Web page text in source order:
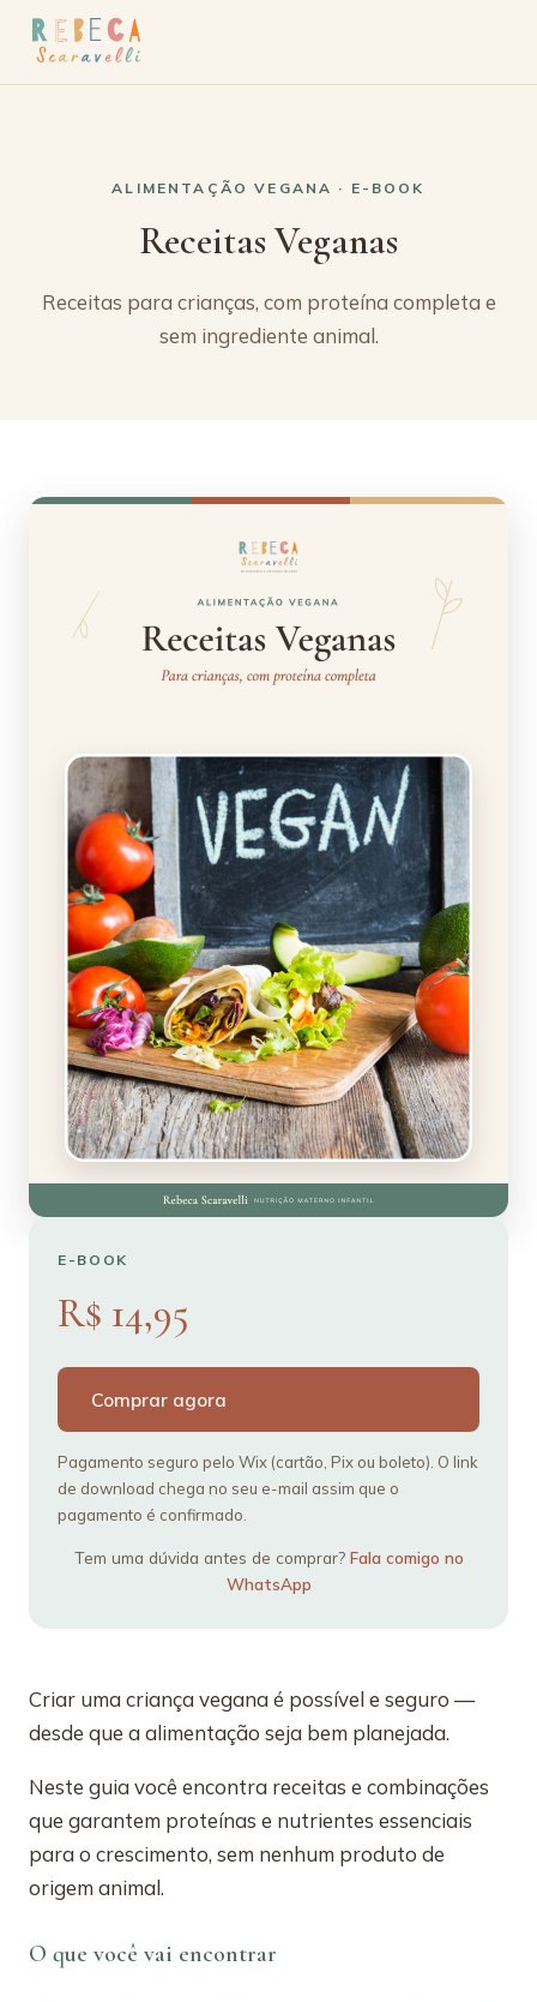
ALIMENTAÇÃO VEGANA · E-BOOK
Receitas Veganas
Receitas para crianças, com proteína completa e
sem ingrediente animal.
E-BOOK
R$ 14,95
Comprar agora
Pagamento seguro pelo Wix (cartão, Pix ou boleto). O link
de download chega no seu e-mail assim que o
pagamento é confirmado.
Tem uma dúvida antes de comprar? Fala comigo no
WhatsApp
Criar uma criança vegana é possível e seguro —
desde que a alimentação seja bem planejada.
Neste guia você encontra receitas e combinações
que garantem proteínas e nutrientes essenciais
para o crescimento, sem nenhum produto de
origem animal.
O que você vai encontrar